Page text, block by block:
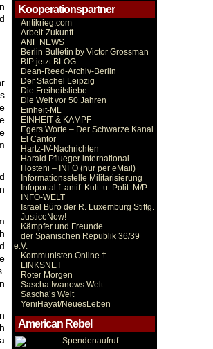
Kooperationspartner
Antikrieg.com
Arbeit-Zukunft
ANF NEWS
Berlin Bulletin by Victor Grossman
BIP jetzt BLOG
Dean-Reed-Archiv-Berlin
Der Stachel Leipzig
Die Freiheitsliebe
Die Welt vor 50 Jahren
Einheit-ML
EINHEIT & KAMPF
Egers Worte – Der Schwarze Kanal
El Cantor
Hartz-IV-Nachrichten
Harald Pflueger international
Hosteni – INFO (nur per eMail)
Informationsstelle Militarisierung
Infoportal f. antif. Kult. u. Polit. M/P
INFO-WELT
Israel Büro der R. Luxemburg Stiftg.
JusticeNow!
Kämpfer und Freunde
der Spanischen Republik 36/39
e.V.
Kommunisten Online †
LINKSNET
Roter Morgen
Sascha Iwanows Welt
Sascha’s Welt
YeniHayat/NeuesLeben
American Rebel